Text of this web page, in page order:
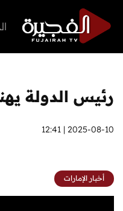
رئيس الدولة
2025-08-10 | 12:41
أخبار الإمارات